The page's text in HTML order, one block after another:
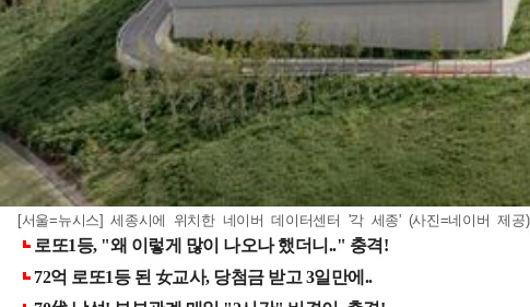
[서울=뉴시스] 세종시에 위치한 네이버 데이터센터 '각 세종' (사진=네이버 제